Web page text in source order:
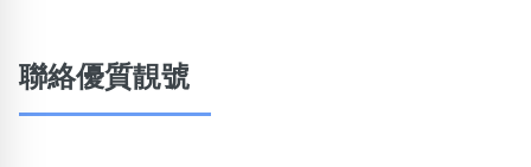
聯絡優質靚號